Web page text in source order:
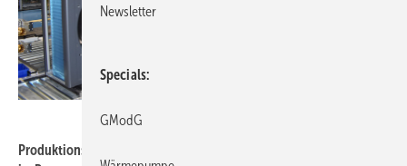
Produktionslinie für die Luft/Wasser-Wärmepumpe Big Aquarea M
Newsletter
Specials
GModG